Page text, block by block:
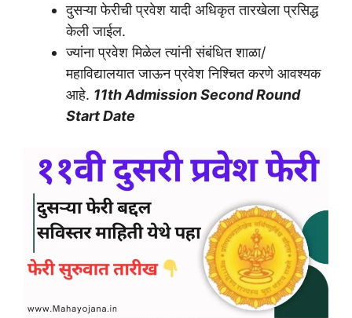
दुसऱ्या फेरीची प्रवेश यादी अधिकृत तारखेला प्रसिद्ध
केली जाईल.
ज्यांना प्रवेश मिळेल त्यांनी संबंधित शाळा/
महाविद्यालयात जाऊन प्रवेश निश्चित करणे आवश्यक
आहे. 11th Admission Second Round
Start Date